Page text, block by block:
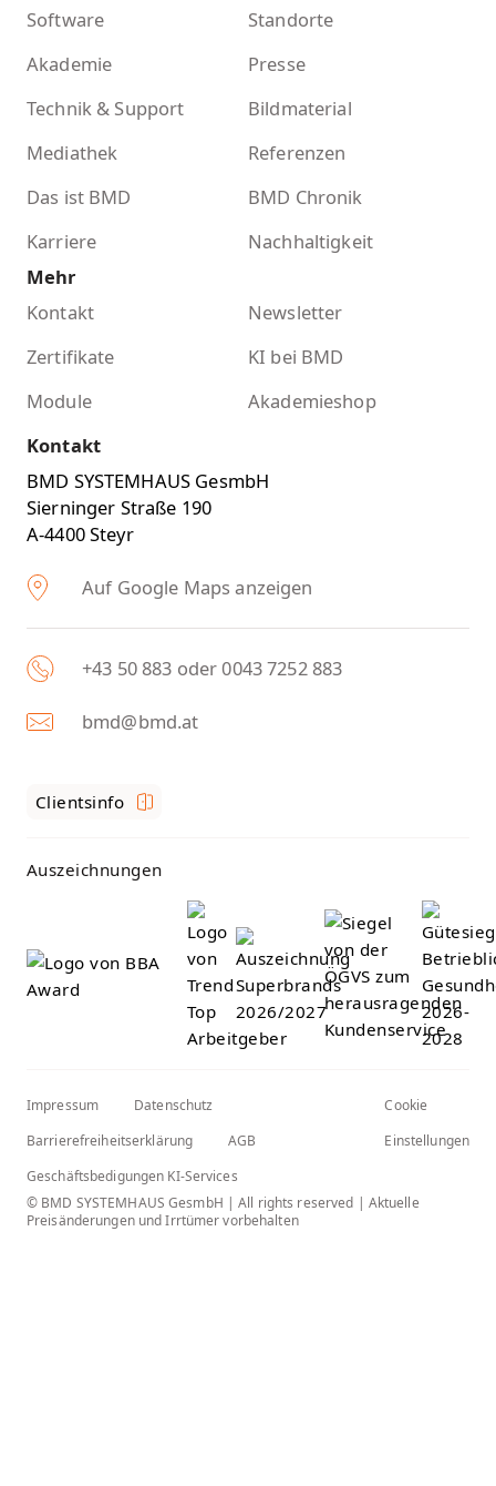
Software
Akademie
Technik & Support
Mediathek
Das ist BMD
Karriere
Standorte
Presse
Bildmaterial
Referenzen
BMD Chronik
Nachhaltigkeit
Mehr
Kontakt
Newsletter
Zertifikate
KI bei BMD
Module
Akademieshop
Kontakt
BMD SYSTEMHAUS GesmbH
Sierninger Straße 190
A-4400 Steyr
Auf Google Maps anzeigen
+43 50 883 oder 0043 7252 883
bmd@bmd.at
Clientsinfo
Auszeichnungen
Impressum
Datenschutz
Barrierefreiheitserklärung
AGB
Geschäftsbedigungen KI-Services
Cookie
Einstellungen
© BMD SYSTEMHAUS GesmbH | All rights reserved | Aktuelle
Preisänderungen und Irrtümer vorbehalten